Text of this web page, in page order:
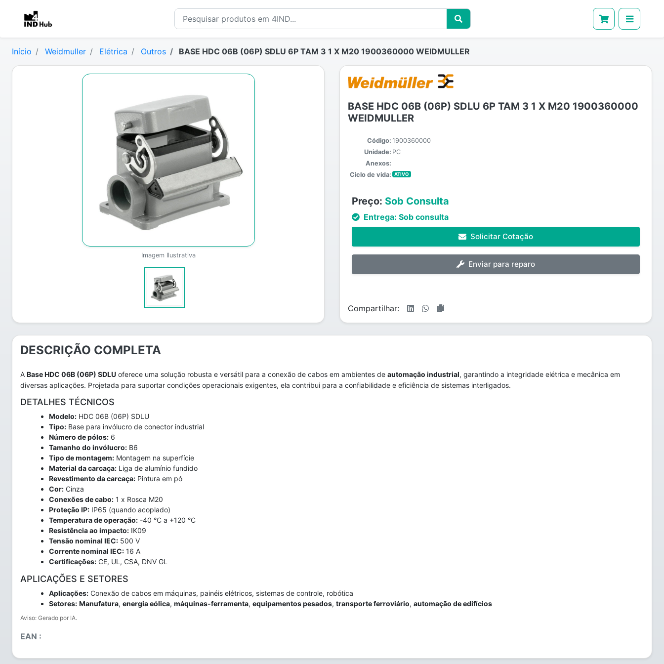
Início Weidmuller Elétrica Outros BASE HDC 06B (06P) SDLU 6P TAM 3 1 X M20 1900360000 WEIDMULLER
Imagem Ilustrativa
BASE HDC 06B (06P) SDLU 6P TAM 3 1 X M20 1900360000
WEIDMULLER
Código: 1900360000
Unidade: PC
Anexos:
Ciclo de vida:
ATIVO
Preço: Sob Consulta
Entrega: Sob consulta
Solicitar Cotação
Enviar para reparo
Compartilhar:
DESCRIÇÃO COMPLETA
A Base HDC 06B (06P) SDLU oferece uma solução robusta e versátil para a conexão de cabos em ambientes de automação industrial, garantindo a integridade elétrica e mecânica em
diversas aplicações. Projetada para suportar condições operacionais exigentes, ela contribui para a confiabilidade e eficiência de sistemas interligados.
DETALHES TÉCNICOS
Modelo: HDC 06B (06P) SDLU
Tipo: Base para invólucro de conector industrial
Número de pólos: 6
Tamanho do invólucro: B6
Tipo de montagem: Montagem na superfície
Material da carcaça: Liga de alumínio fundido
Revestimento da carcaça: Pintura em pó
Cor: Cinza
Conexões de cabo: 1 x Rosca M20
Proteção IP: IP65 (quando acoplado)
Temperatura de operação: -40 °C a +120 °C
Resistência ao impacto: IK09
Tensão nominal IEC: 500 V
Corrente nominal IEC: 16 A
Certificações: CE, UL, CSA, DNV GL
APLICAÇÕES E SETORES
Aplicações: Conexão de cabos em máquinas, painéis elétricos, sistemas de controle, robótica
Setores: Manufatura, energia eólica, máquinas-ferramenta, equipamentos pesados, transporte ferroviário, automação de edifícios
Aviso: Gerado por IA.
EAN :